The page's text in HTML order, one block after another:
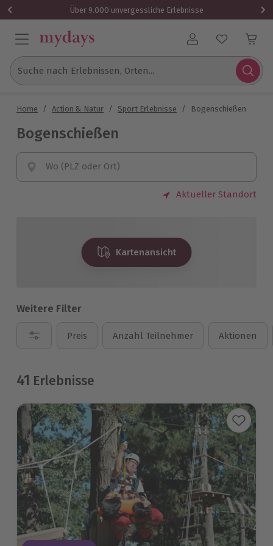
Über 9.000 unvergessliche Erlebnisse
Benutzerkonto
Suche nach Erlebnissen, Orten...
Home / Action & Natur / Sport Erlebnisse / Bogenschießen
Bogenschießen
Wo (PLZ oder Ort)
Aktueller Standort
Kartenansicht
Weitere Filter
Preis Anzahl Teilnehmer Aktionen
41 Erlebnisse